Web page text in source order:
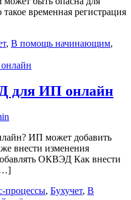
временная регистрация
, В помощь начинающим,
для ИП онлайн
ИП может добавить
внести изменения
ОКВЭД Как внести
процессы, Бухучет, В